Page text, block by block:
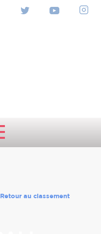
Retour au classement